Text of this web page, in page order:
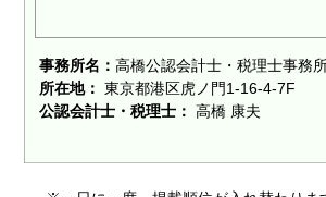
事務所名：高橋公認会計士・税理士事務
所在地： 東京都港区虎ノ門1-16-4-7F
公認会計士・税理士： 高橋 康夫